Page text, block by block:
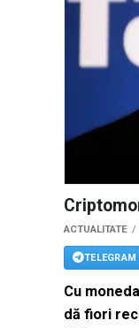
ACTUALITATE
TELEGRAM
Cu
dă fiori